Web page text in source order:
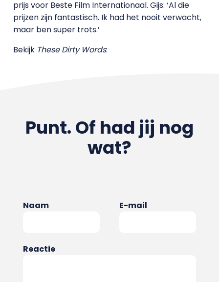
prijs voor Beste Film Internationaal. Gijs: ‘Al die
prijzen zijn fantastisch. Ik had het nooit verwacht,
maar ben super trots.’
Bekijk These Dirty Words:
Punt. Of had jij nog
wat?
Naam E-mail
Reactie